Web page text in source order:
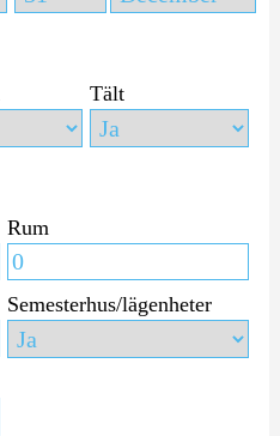
Tält
Rum
Semesterhus/lägenheter